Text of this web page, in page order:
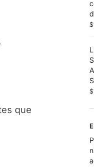
que
$
$